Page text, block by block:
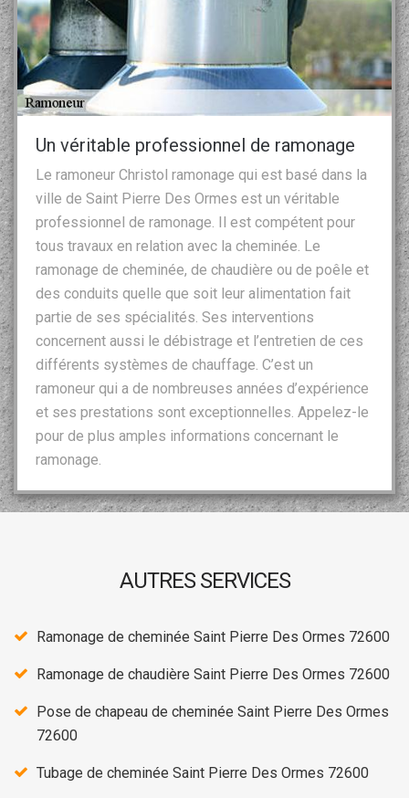
Un véritable professionnel de ramonage
Le ramoneur Christol ramonage qui est basé dans la
ville de Saint Pierre Des Ormes est un véritable
professionnel de ramonage. Il est compétent pour
tous travaux en relation avec la cheminée. Le
ramonage de cheminée, de chaudière ou de poêle et
des conduits quelle que soit leur alimentation fait
partie de ses spécialités. Ses interventions
concernent aussi le débistrage et l’entretien de ces
différents systèmes de chauffage. C’est un
ramoneur qui a de nombreuses années d’expérience
et ses prestations sont exceptionnelles. Appelez-le
pour de plus amples informations concernant le
ramonage.
AUTRES SERVICES
Ramonage de cheminée Saint Pierre Des Ormes 72600
Ramonage de chaudière Saint Pierre Des Ormes 72600
Pose de chapeau de cheminée Saint Pierre Des Ormes
72600
Tubage de cheminée Saint Pierre Des Ormes 72600